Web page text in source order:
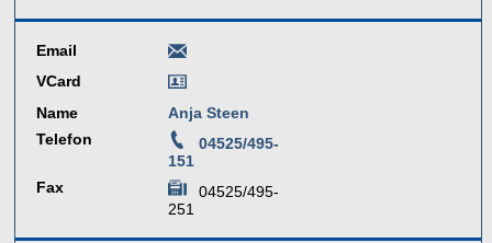
Email
VCard
Name
Anja Steen
Telefon
04525/495-
151
Fax
04525/495-
251